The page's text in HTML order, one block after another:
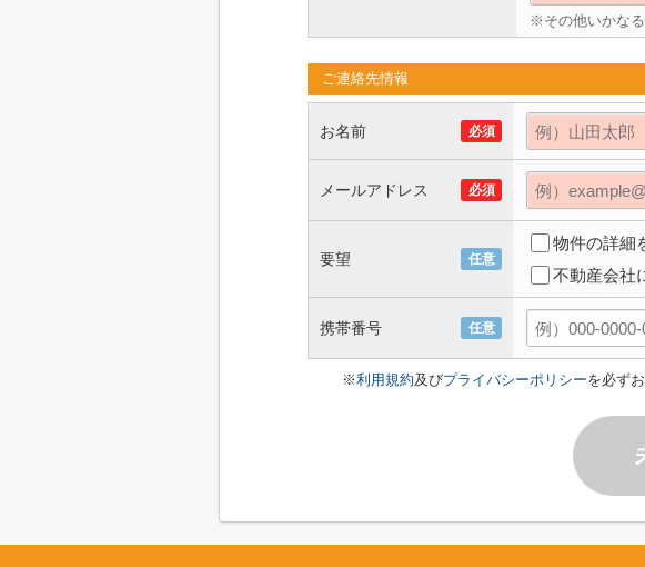
※その他いかな
ご連絡先情報
お名前 必須
メールアドレス 必須
要望 任意
物件の詳細
不動産会社
携帯番号 任意
※利用規約及びプライバシーポリシーを必ず